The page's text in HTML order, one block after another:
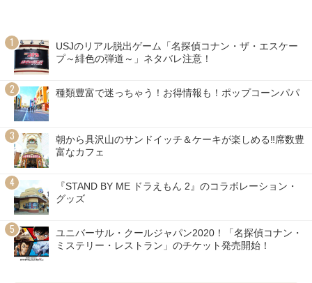
USJのリアル脱出ゲーム「名探偵コナン・ザ・エスケー
プ～緋色の弾道～」ネタバレ注意！
種類豊富で迷っちゃう！お得情報も！ポップコーンパパ
朝から具沢山のサンドイッチ＆ケーキが楽しめる‼席数豊
富なカフェ
『STAND BY ME ドラえもん 2』のコラボレーション・
グッズ
ユニバーサル・クールジャパン2020！「名探偵コナン・
ミステリー・レストラン」のチケット発売開始！